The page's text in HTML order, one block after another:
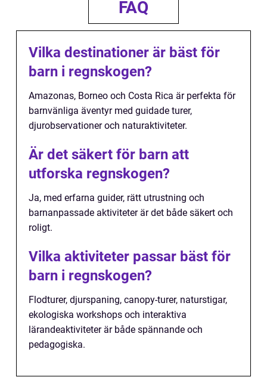
FAQ
Vilka destinationer är bäst för
barn i regnskogen?
Amazonas, Borneo och Costa Rica är perfekta för
barnvänliga äventyr med guidade turer,
djurobservationer och naturaktiviteter.
Är det säkert för barn att
utforska regnskogen?
Ja, med erfarna guider, rätt utrustning och
barnanpassade aktiviteter är det både säkert och
roligt.
Vilka aktiviteter passar bäst för
barn i regnskogen?
Flodturer, djurspaning, canopy-turer, naturstigar,
ekologiska workshops och interaktiva
lärandeaktiviteter är både spännande och
pedagogiska.